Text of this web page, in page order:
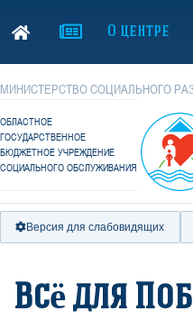
О центре
МИНИСТЕРСТВО СОЦИАЛЬНОГО
ОБЛАСТНОЕ
ГОСУДАРСТВЕННОЕ
БЮДЖЕТНОЕ УЧРЕЖДЕНИЕ
СОЦИАЛЬНОГО ОБСЛУЖИВАНИЯ
Версия для слабовидящих
Всё для